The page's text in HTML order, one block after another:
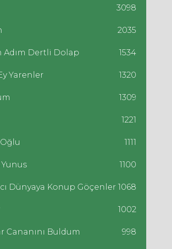
3098
2035
Adım Dertli Dolap 1534
Yarenler 1320
1309
1221
1111
1100
Dünyaya Konup Göçenler 1068
1002
Cananını Buldum 998